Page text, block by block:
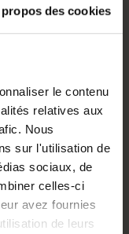
propos des cookies
le contenu
relatives aux
Nous
sur l'utilisation de
sociaux, de
celles-ci
avez fournies
de leurs
x 357,9 x 16,2